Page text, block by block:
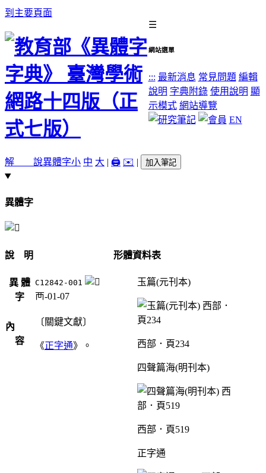
到主要頁面
☰
網站選單
::: 最新消息 常見問題 編輯
說明 字典附錄 使用說明 顯
示模式 網站導覽
EN
解 說異體字小 中 大 | 🖨️ ✉️ | 加入筆記
異體字
說 明
異 體
字
C12842-001
襾-01-07
內
容
〔關鍵文獻〕
《正字通》。
形體資料表
玉篇(元刊本)
西部．頁234
四聲篇海(明刊本)
西部．頁519
正字通